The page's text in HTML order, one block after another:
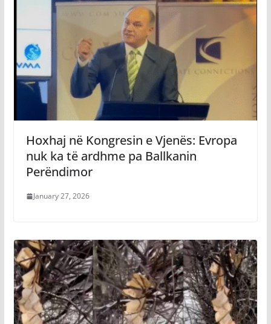
Hoxhaj në Kongresin e Vjenës: Evropa
nuk ka të ardhme pa Ballkanin
Perëndimor
January 27, 2026